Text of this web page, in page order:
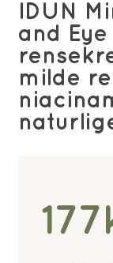
IDUN
and
milde
177